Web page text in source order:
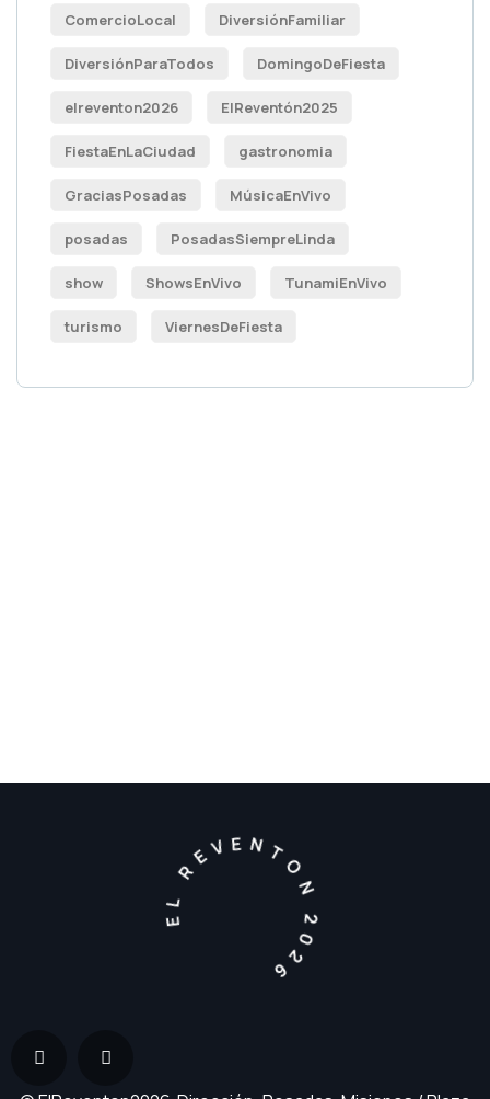
ComercioLocal DiversiónFamiliar
DiversiónParaTodos DomingoDeFiesta
elreventon2026 ElReventón2025
FiestaEnLaCiudad gastronomia
GraciasPosadas MúsicaEnVivo
posadas PosadasSiempreLinda
show ShowsEnVivo TunamiEnVivo
turismo ViernesDeFiesta
EL REVENTON 2026